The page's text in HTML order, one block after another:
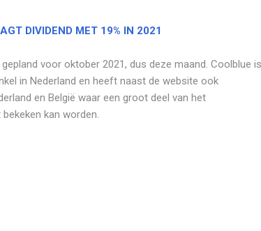
DIVIDEND MET 19% IN 2021
voor oktober 2021, dus deze maand. Coolblue is
in Nederland en heeft naast de website ook
en België waar een groot deel van het
kan worden.